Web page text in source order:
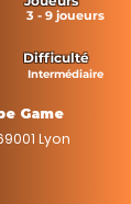
3 - 9 joueurs
Difficulté
Intermédiaire
Game
Lyon